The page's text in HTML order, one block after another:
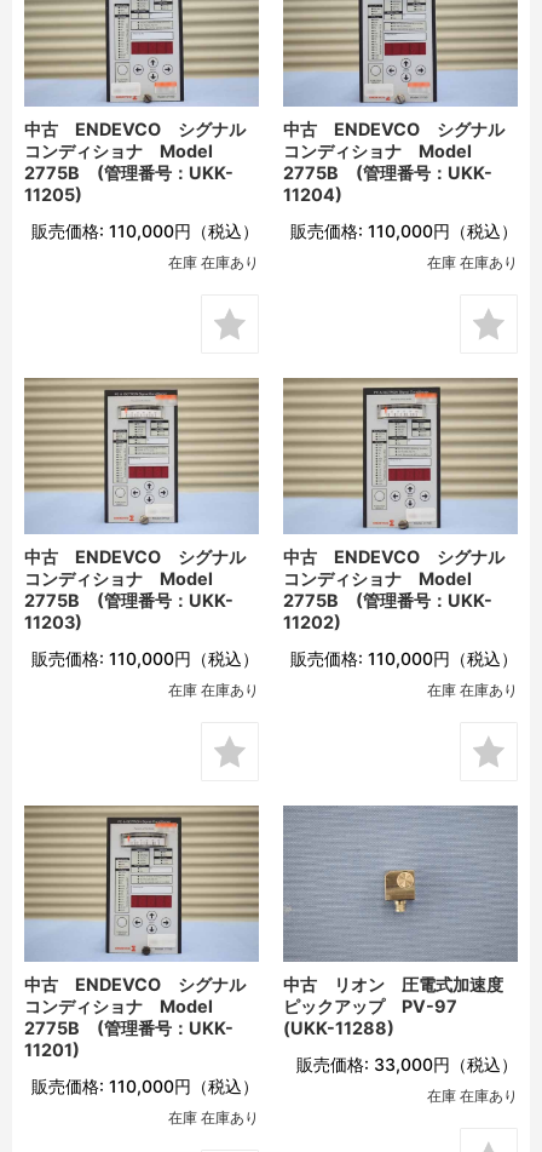
中古 ENDEVCO シグナル
コンディショナ Model
2775B (管理番号：UKK-
11205)
販売価格: 110,000円 （税込）
在庫 在庫あり
中古 ENDEVCO シグナル
コンディショナ Model
2775B (管理番号：UKK-
11204)
販売価格: 110,000円 （税込）
在庫 在庫あり
中古 ENDEVCO シグナル
コンディショナ Model
2775B (管理番号：UKK-
11203)
販売価格: 110,000円 （税込）
在庫 在庫あり
中古 ENDEVCO シグナル
コンディショナ Model
2775B (管理番号：UKK-
11202)
販売価格: 110,000円 （税込）
在庫 在庫あり
中古 ENDEVCO シグナル
コンディショナ Model
2775B (管理番号：UKK-
11201)
販売価格: 110,000円 （税込）
在庫 在庫あり
中古 リオン 圧電式加速度
ピックアップ PV-97
(UKK-11288)
販売価格: 33,000円 （税込）
在庫 在庫あり